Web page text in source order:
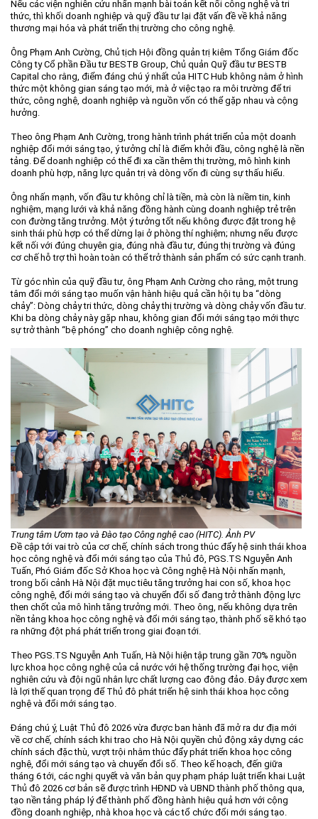
Nếu các viện nghiên cứu nhấn mạnh bài toán kết nối công nghệ và tri
thức, thì khối doanh nghiệp và quỹ đầu tư lại đặt vấn đề về khả năng
thương mại hóa và phát triển thị trường cho công nghệ.
Ông Phạm Anh Cường, Chủ tịch Hội đồng quản trị kiêm Tổng Giám đốc
Công ty Cổ phần Đầu tư BESTB Group, Chủ quản Quỹ đầu tư BESTB
Capital cho rằng, điểm đáng chú ý nhất của HITC Hub không nằm ở hình
thức một không gian sáng tạo mới, mà ở việc tạo ra môi trường để tri
thức, công nghệ, doanh nghiệp và nguồn vốn có thể gặp nhau và cộng
hưởng.
Theo ông Phạm Anh Cường, trong hành trình phát triển của một doanh
nghiệp đổi mới sáng tạo, ý tưởng chỉ là điểm khởi đầu, công nghệ là nền
tảng. Để doanh nghiệp có thể đi xa cần thêm thị trường, mô hình kinh
doanh phù hợp, năng lực quản trị và dòng vốn đi cùng sự thấu hiểu.
Ông nhấn mạnh, vốn đầu tư không chỉ là tiền, mà còn là niềm tin, kinh
nghiệm, mạng lưới và khả năng đồng hành cùng doanh nghiệp trẻ trên
con đường tăng trưởng. Một ý tưởng tốt nếu không được đặt trong hệ
sinh thái phù hợp có thể dừng lại ở phòng thí nghiệm; nhưng nếu được
kết nối với đúng chuyên gia, đúng nhà đầu tư, đúng thị trường và đúng
cơ chế hỗ trợ thì hoàn toàn có thể trở thành sản phẩm có sức cạnh tranh.
Từ góc nhìn của quỹ đầu tư, ông Phạm Anh Cường cho rằng, một trung
tâm đổi mới sáng tạo muốn vận hành hiệu quả cần hội tụ ba “dòng
chảy”: Dòng chảy tri thức, dòng chảy thị trường và dòng chảy vốn đầu tư.
Khi ba dòng chảy này gặp nhau, không gian đổi mới sáng tạo mới thực
sự trở thành “bệ phóng” cho doanh nghiệp công nghệ.
Trung tâm Ươm tạo và Đào tạo Công nghệ cao (HITC). Ảnh PV
Đề cập tới vai trò của cơ chế, chính sách trong thúc đẩy hệ sinh thái khoa
học công nghệ và đổi mới sáng tạo của Thủ đô, PGS.TS Nguyễn Anh
Tuấn, Phó Giám đốc Sở Khoa học và Công nghệ Hà Nội nhấn mạnh,
trong bối cảnh Hà Nội đặt mục tiêu tăng trưởng hai con số, khoa học
công nghệ, đổi mới sáng tạo và chuyển đổi số đang trở thành động lực
then chốt của mô hình tăng trưởng mới. Theo ông, nếu không dựa trên
nền tảng khoa học công nghệ và đổi mới sáng tạo, thành phố sẽ khó tạo
ra những đột phá phát triển trong giai đoạn tới.
Theo PGS.TS Nguyễn Anh Tuấn, Hà Nội hiện tập trung gần 70% nguồn
lực khoa học công nghệ của cả nước với hệ thống trường đại học, viện
nghiên cứu và đội ngũ nhân lực chất lượng cao đông đảo. Đây được xem
là lợi thế quan trọng để Thủ đô phát triển hệ sinh thái khoa học công
nghệ và đổi mới sáng tạo.
Đáng chú ý, Luật Thủ đô 2026 vừa được ban hành đã mở ra dư địa mới
về cơ chế, chính sách khi trao cho Hà Nội quyền chủ động xây dựng các
chính sách đặc thù, vượt trội nhằm thúc đẩy phát triển khoa học công
nghệ, đổi mới sáng tạo và chuyển đổi số. Theo kế hoạch, đến giữa
tháng 6 tới, các nghị quyết và văn bản quy phạm pháp luật triển khai Luật
Thủ đô 2026 cơ bản sẽ được trình HĐND và UBND thành phố thông qua,
tạo nền tảng pháp lý để thành phố đồng hành hiệu quả hơn với cộng
đồng doanh nghiệp, nhà khoa học và các tổ chức đổi mới sáng tạo.